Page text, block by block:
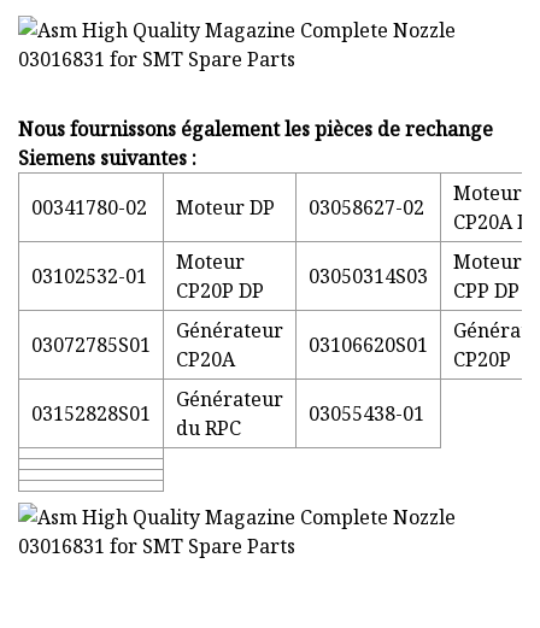
Nous fournissons également les pièces de rechange
Siemens suivantes :
00341780-02
Moteur DP 03058627-02
Moteur
CP20A
03102532-01
Moteur
CP20P DP
03050314S03
Moteur
CPP DP
03072785S01
Générateur
CP20A
03106620S01
CP20P
03152828S01
Générateur
du RPC
03055438-01